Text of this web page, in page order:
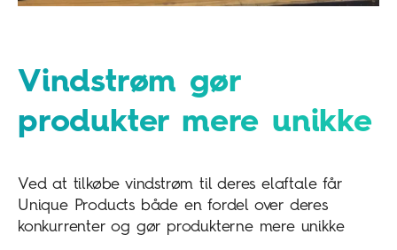
Vindstrøm gør
produkter mere unikke
Ved at tilkøbe vindstrøm til deres elaftale får
Unique Products både en fordel over deres
konkurrenter og gør produkterne mere unikke